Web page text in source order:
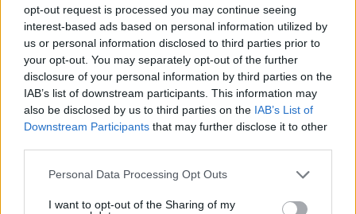
opt-out request is processed you may continue seeing
interest-based ads based on personal information utilized by
us or personal information disclosed to third parties prior to
your opt-out. You may separately opt-out of the further
disclosure of your personal information by third parties on the
IAB’s list of downstream participants. This information may
also be disclosed by us to third parties on the IAB’s List of
Downstream Participants that may further disclose it to other
Please note that this website/app uses one or more Google
not limited to your visit or usage behaviour. You may click to
Personal Data Processing Opt Outs
I want to opt-out of the Sharing of my
Η Ιουλία Καλλιμάνη θύμωσε με θεατή
που της πέταξε λουλούδια στην
Ηγουμενίτσα: Του τα επέστρεψε στο
κεφάλι και είπε «εσένα σ' αρέσει
αυτό...», δείτε βίντεο
07.08.2026, 06:39 66
Η αποκαλυπτική κατάθεση της
γνωρίσαμε τη Λίσα, γιατί υποψιάστηκα